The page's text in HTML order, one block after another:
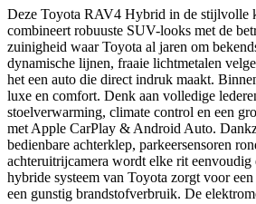
Deze Toyota RAV4 Hybrid in de stijlvolle
combineert robuuste SUV-looks met de
zuinigheid waar Toyota al jaren om
dynamische lijnen, fraaie lichtmetalen
het een auto die direct indruk maakt.
luxe en comfort. Denk aan volledige
stoelverwarming, climate control en een
met Apple CarPlay & Android Auto.
bedienbare achterklep, parkeersensoren
achteruitrijcamera wordt elke rit eenvoudig
hybride systeem van Toyota zorgt voor
een gunstig brandstofverbruik. De